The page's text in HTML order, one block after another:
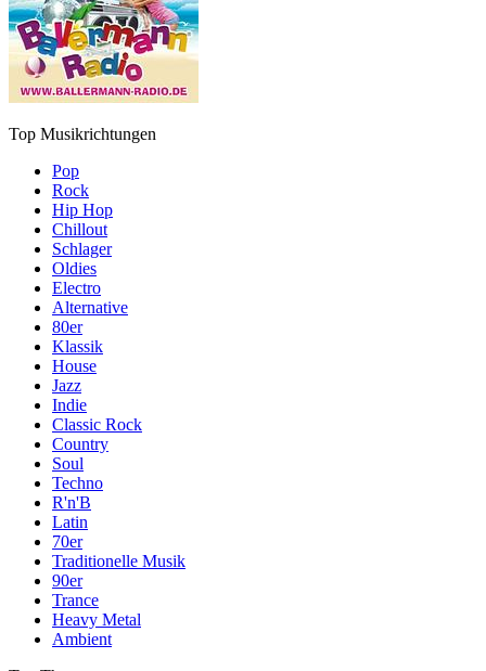
Top Musikrichtungen
Pop
Rock
Hip Hop
Chillout
Schlager
Oldies
Electro
Alternative
80er
Klassik
House
Jazz
Indie
Classic Rock
Country
Soul
Techno
R'n'B
Latin
70er
Traditionelle Musik
90er
Trance
Heavy Metal
Ambient